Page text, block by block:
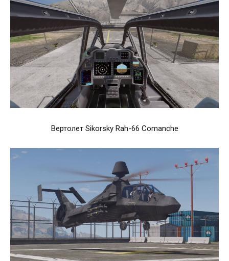
Вертолет Sikorsky Rah-66 Comanche